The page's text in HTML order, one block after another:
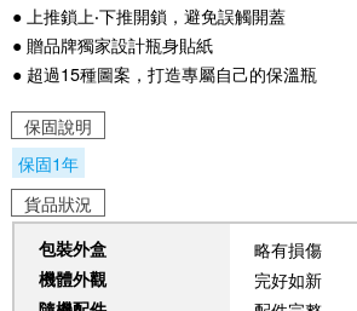
● 上推鎖上‧下推開鎖，避免誤觸開蓋
● 贈品牌獨家設計瓶身貼紙
● 超過15種圖案，打造專屬自己的保溫瓶
保固說明
保固1年
貨品狀況
包裝外盒 略有損傷
機體外觀 完好如新